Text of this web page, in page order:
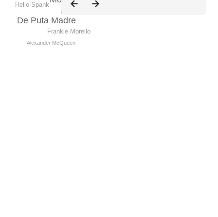
De Puta Madre
мультики
Hello Spank
Frankie Morello
Alexander McQueen